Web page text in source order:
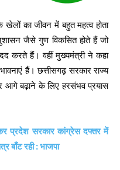
का जीवन में बहुत महत्व होता
जैसे गुण विकसित होते हैं जो
करते हैं। वहीं मुख्यमंत्री ने कहा
हैं। छत्तीसगढ़ सरकार राज्य
आगे बढ़ाने के लिए हरसंभव प्रयास
प्रदेश सरकार कांग्रेस दफ्तर में
बाँट रही : भाजपा